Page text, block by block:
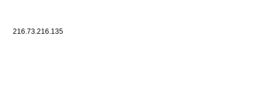
216.73.216.135